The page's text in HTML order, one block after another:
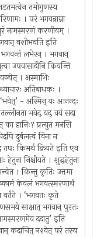
तमोगुणस्य
। परं भगवन्नाम्ना
नामस्मरणं करणीयम् ।
वशीभवति इति
लभेरन् । भगवान्
उपवासादीनि कियन्ति
। अस्माभिः
अतिबाधकः ।
- अस्मिन् यः आनन्दः
भवेद् यद् वयं सदा
हानिः? प्रत्युत मनसि
दुर्बलत्वं विना न
किमर्थं क्रियते इति एव
निश्चीयते । शुद्धहेतुना
। किन्तु कृतिः उत्तमा
केवलं भगवत्स्मरणार्थं
। ‘भगवतः कृते
साक्षात् भगवान् पुरतः
ददातु’ इति
कदाचित् नश्येत् परं तस्य